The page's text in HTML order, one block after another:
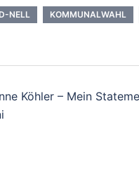
NELL KOMMUNALWAHL
Köhler – Mein